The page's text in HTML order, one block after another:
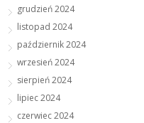
grudzień 2024
listopad 2024
październik 2024
wrzesień 2024
sierpień 2024
lipiec 2024
czerwiec 2024